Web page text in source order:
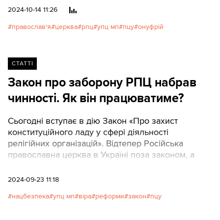
2024-10-14 11:26
православ'я церква рпц упц мп пцу онуфрій
СТАТТІ
Закон про заборону РПЦ набрав
чинності. Як він працюватиме?
Сьогодні вступає в дію Закон «Про захист
конституційного ладу у сфері діяльності
релігійних організацій». Відтепер Російська
православна церква в Україні поза законом, а
місяці, щоб розірвати будь-які зв’язки з
структуру, яка цього не зробить, чекають суд і
2024-09-23 11:18
нацбезпека упц мп віра реформи закон пцу